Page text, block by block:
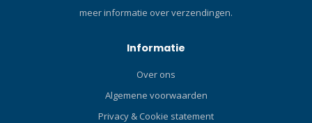
meer informatie over verzendingen.
Informatie
Over ons
Algemene voorwaarden
Privacy & Cookie statement